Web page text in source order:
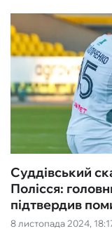
8 листопада 2024,
Суддівський
Полісся:
підтвердив